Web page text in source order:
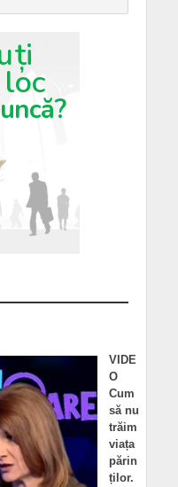
VIDE
O
Cum
să nu
trăim
viața
părin
ților.